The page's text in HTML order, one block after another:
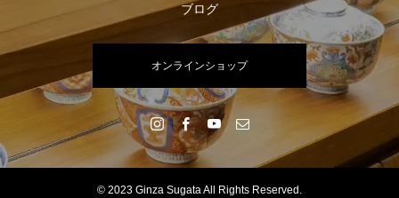
ブログ
オンラインショップ
© 2023 Ginza Sugata All Rights Reserved.